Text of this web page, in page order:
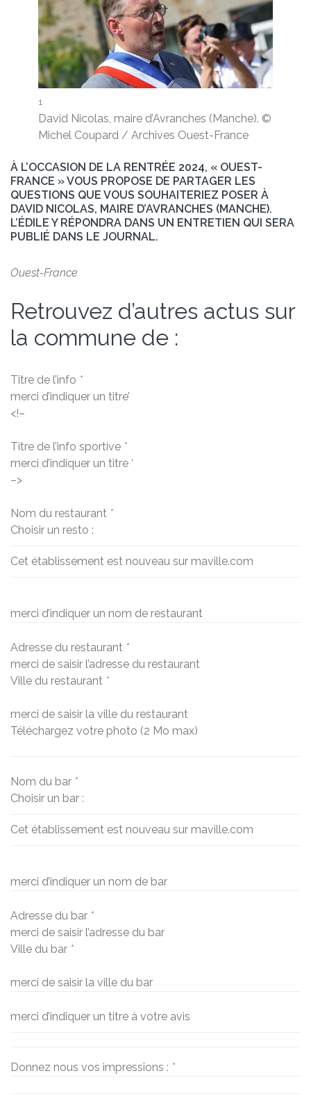
1
David Nicolas, maire d’Avranches (Manche). ©
Michel Coupard / Archives Ouest-France
À L’OCCASION DE LA RENTRÉE 2024, « OUEST-
FRANCE » VOUS PROPOSE DE PARTAGER LES
QUESTIONS QUE VOUS SOUHAITERIEZ POSER À
DAVID NICOLAS, MAIRE D’AVRANCHES (MANCHE).
L’ÉDILE Y RÉPONDRA DANS UN ENTRETIEN QUI SERA
PUBLIÉ DANS LE JOURNAL.
Ouest-France
Retrouvez d’autres actus sur
la commune de :
Titre de l’info *
merci d’indiquer un titre’
<!–
Titre de l’info sportive *
merci d’indiquer un titre ‘
–>
Nom du restaurant *
Choisir un resto :
Cet établissement est nouveau sur maville.com
merci d’indiquer un nom de restaurant
Adresse du restaurant *
merci de saisir l’adresse du restaurant
Ville du restaurant *
merci de saisir la ville du restaurant
Téléchargez votre photo (2 Mo max)
Nom du bar *
Choisir un bar :
Cet établissement est nouveau sur maville.com
merci d’indiquer un nom de bar
Adresse du bar *
merci de saisir l’adresse du bar
Ville du bar *
merci de saisir la ville du bar
merci d’indiquer un titre à votre avis
Donnez nous vos impressions : *